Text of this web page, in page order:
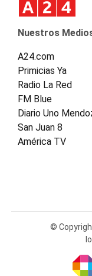
Nuestros
A24.com
Primicias Ya
Radio La Red
FM Blue
Diario Uno
San Juan 8
América TV
©